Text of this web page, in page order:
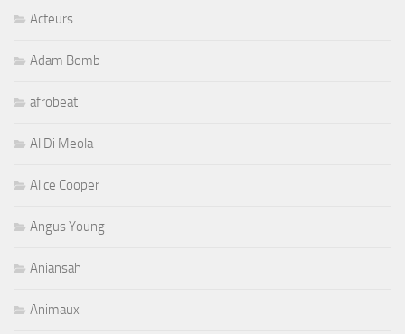
Acteurs
Adam Bomb
afrobeat
Al Di Meola
Alice Cooper
Angus Young
Aniansah
Animaux